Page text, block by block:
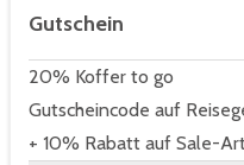
Gutschein
20% Koffer to go
Gutscheincode auf
+ 10% Rabatt auf Sale-